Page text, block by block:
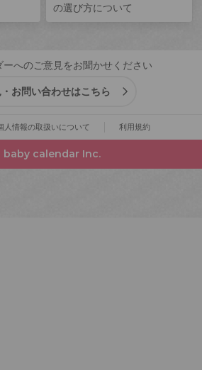
の選び方について
へのご意見をお聞かせください
お問い合わせはこちら
人情報の取扱いについて 利用規約
baby calendar Inc.